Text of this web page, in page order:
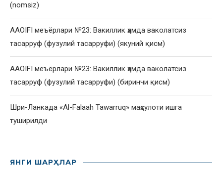
(nomsiz)
AAOIFI меъёрлари №23: Вакиллик ҳамда ваколатсиз
тасарруф (фузулий тасарруфи) (якуний қисм)
AAOIFI меъёрлари №23: Вакиллик ҳамда ваколатсиз
тасарруф (фузулий тасарруфи) (биринчи қисм)
Шри-Ланкада «Al-Falaah Tawarruq» маҳсулоти ишга
туширилди
ЯНГИ ШАРҲЛАР